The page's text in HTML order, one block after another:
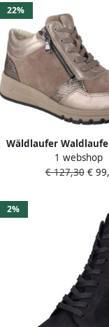
22%
Wäldlaufer
400-212 dames
sportief
1 webshop
€ 127,30€
2%